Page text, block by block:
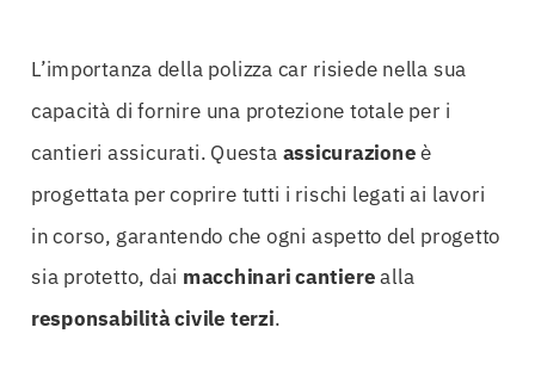
L’importanza della polizza car risiede nella sua
capacità di fornire una protezione totale per i
cantieri assicurati. Questa assicurazioneè
progettata per coprire tutti i rischi legati ai lavori
in corso, garantendo che ogni aspetto del progetto
sia protetto, dai macchinari cantierealla
responsabilità civile terzi.